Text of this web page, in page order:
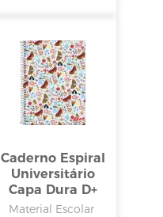
Caderno Espiral
Universitário
Capa Dura D+
Feminino 12
Material Escolar